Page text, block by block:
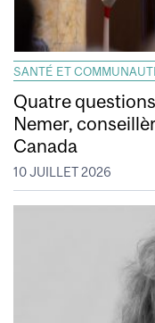
SANTÉ ET
Quatre
Nemer,
Canada
10 JUILLET 2026